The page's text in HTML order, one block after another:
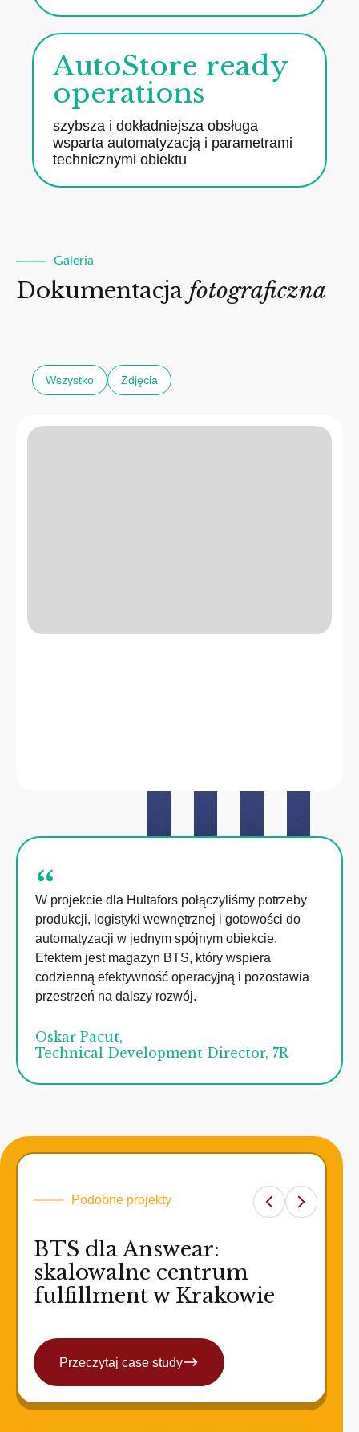
AutoStore ready
operations
szybsza i dokładniejsza obsługa
wsparta automatyzacją i parametrami
technicznymi obiektu
Galeria
Dokumentacja fotograficzna
Wszystko Zdjęcia
“
W projekcie dla Hultafors połączyliśmy potrzeby
produkcji, logistyki wewnętrznej i gotowości do
automatyzacji w jednym spójnym obiekcie.
Efektem jest magazyn BTS, który wspiera
codzienną efektywność operacyjną i pozostawia
przestrzeń na dalszy rozwój.
Oskar Pacut,
Technical Development Director, 7R
Podobne projekty
BTS dla Answear:
skalowalne centrum
fulfillment w Krakowie
Przeczytaj case study